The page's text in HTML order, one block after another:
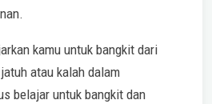
kamu untuk bangkit dari
atau kalah dalam
belajar untuk bangkit dan